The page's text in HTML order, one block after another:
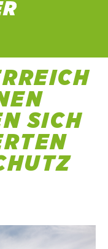
SICH